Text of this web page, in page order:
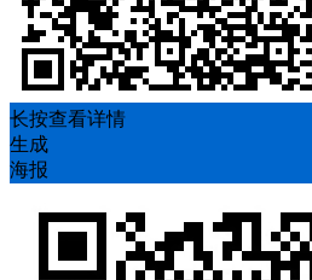
长按查看详情
生成
海报